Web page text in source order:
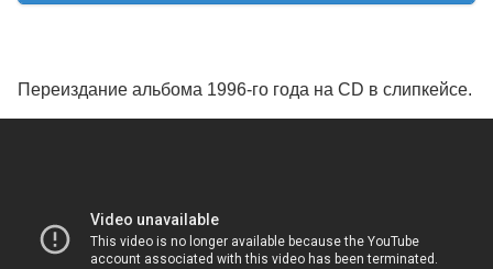
Переиздание альбома 1996-го года на CD в слипкейсе.